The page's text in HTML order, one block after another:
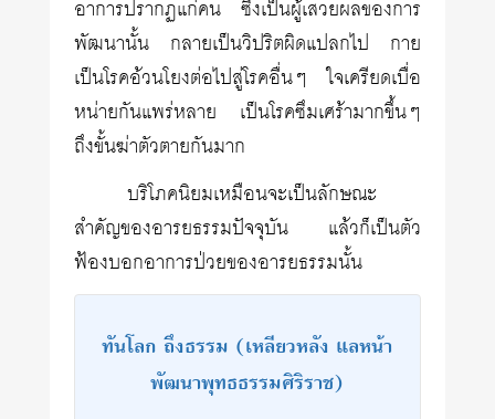
อาการปรากฏแก่คน ซึ่งเป็นผู้เสวยผลของการ
พัฒนานั้น กลายเป็นวิปริตผิดแปลกไป กาย
เป็นโรคอ้วนโยงต่อไปสู่โรคอื่นๆ ใจเครียดเบื่อ
หน่ายกันแพร่หลาย เป็นโรคซึมเศร้ามากขึ้นๆ
ถึงขั้นฆ่าตัวตายกันมาก
บริโภคนิยมเหมือนจะเป็นลักษณะ
สำคัญของอารยธรรมปัจจุบัน แล้วก็เป็นตัว
ฟ้องบอกอาการป่วยของอารยธรรมนั้น
ทันโลก ถึงธรรม (เหลียวหลัง แลหน้า
พัฒนาพุทธธรรมศิริราช)